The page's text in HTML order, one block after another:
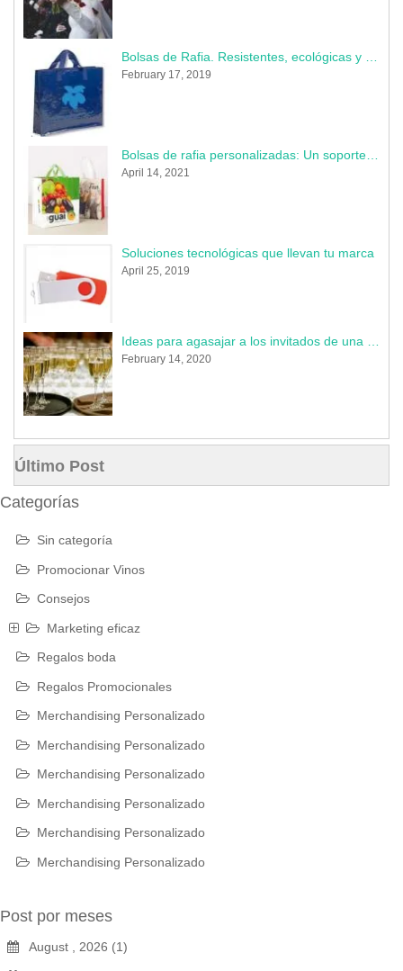
February 17, 2019
April 14, 2021
Soluciones tecnológicas que llevan tu marca
April 25, 2019
February 14, 2020
Último Post
Categorías
Sin categoría
Promocionar Vinos
Consejos
Marketing eficaz
Regalos boda
Regalos Promocionales
Merchandising Personalizado
Merchandising Personalizado
Merchandising Personalizado
Merchandising Personalizado
Merchandising Personalizado
Merchandising Personalizado
Post por meses
August , 2026 (1)